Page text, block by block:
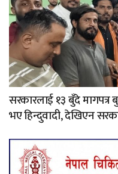
सरकारलाई १३ बुँदे
भए हिन्दुवादी, देखिएन